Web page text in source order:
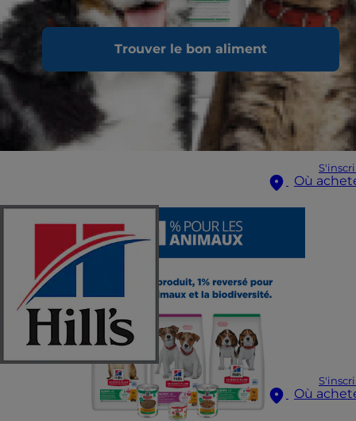
Trouver le bon aliment
Où
Où